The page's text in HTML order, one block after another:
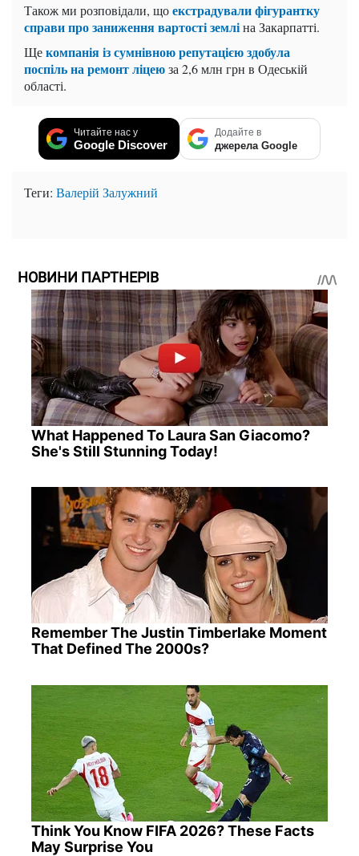
Також ми розповідали, щоекстрадували фігурантку
справи про заниження вартості земліна Закарпатті.
Щекомпанія із сумнівною репутацією здобула
поспіль на ремонт ліцеюза 2,6 млн грн в Одеській
області.
Читайте нас у
Google Discover
Додайте в
джерела Google
Теги: Валерій Залужний
НОВИНИ ПАРТНЕРІВ
What Happened To Laura San Giacomo?
She's Still Stunning Today!
Remember The Justin Timberlake Moment
That Defined The 2000s?
Think You Know FIFA 2026? These Facts
May Surprise You